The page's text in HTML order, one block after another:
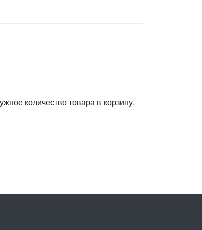
количество товара в корзину.